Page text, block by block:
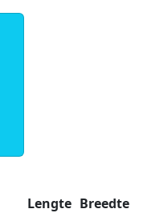
Lengte Breedte